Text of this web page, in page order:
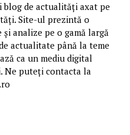
de actualități axat pe
Site-ul prezintă o
analize pe o gamă largă
actualitate până la teme
ca un mediu digital
Ne puteți contacta la